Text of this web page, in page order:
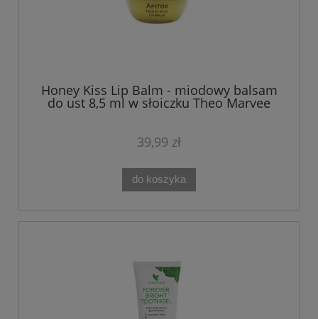
Honey Kiss Lip Balm - miodowy balsam
do ust 8,5 ml w słoiczku Theo Marvee
39,99 zł
do koszyka